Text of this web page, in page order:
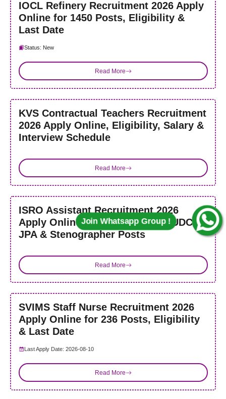
IOCL Refinery Recruitment 2026 Apply
Online for 1450 Posts, Eligibility &
Last Date
Status: New
Read More
KVS Contractual Teachers Recruitment
2026 Apply Online, Eligibility, Salary &
Interview Schedule
Read More
ISRO Assistant Recruitment 2026
Apply Online for 244 Assistant, UDC,
JPA & Stenographer Posts
Read More
SVIMS Staff Nurse Recruitment 2026
Apply Online for 236 Posts, Eligibility
& Last Date
Last Apply Date: 2026-08-10
Read More
Join Whatsapp Group !